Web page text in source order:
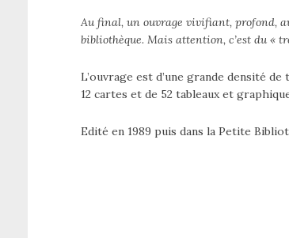
Au final, un ouvrage vivifiant, profond,
bibliothèque. Mais attention, c’est du «
L’ouvrage est d’une grande densité
12 cartes et de 52 tableaux et
Edité en 1989 puis dans la Petite